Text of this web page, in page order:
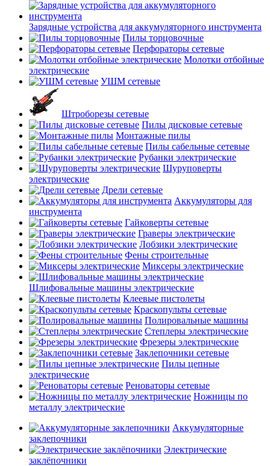
Зарядные устройства для аккумуляторного инструмента
Пилы торцовочные
Перфораторы сетевые
Молотки отбойные
электрические
УШМ сетевые
Штроборезы сетевые
Пилы дисковые сетевые
Монтажные пилы
Пилы сабельные сетевые
Рубанки электрические
Шуруповерты
электрические
Дрели сетевые
Аккумуляторы для
инструмента
Гайковерты сетевые
Граверы электрические
Лобзики электрические
Фены строительные
Миксеры электрические
Шлифовальные машины электрические
Клеевые пистолеты
Краскопульты сетевые
Полировальные машины
Степлеры электрические
Фрезеры электрические
Заклепочники сетевые
Пилы цепные
электрические
Реноваторы сетевые
Ножницы по
металлу электрические
Аккумуляторные
заклепочники
Электрические
заклёпочники